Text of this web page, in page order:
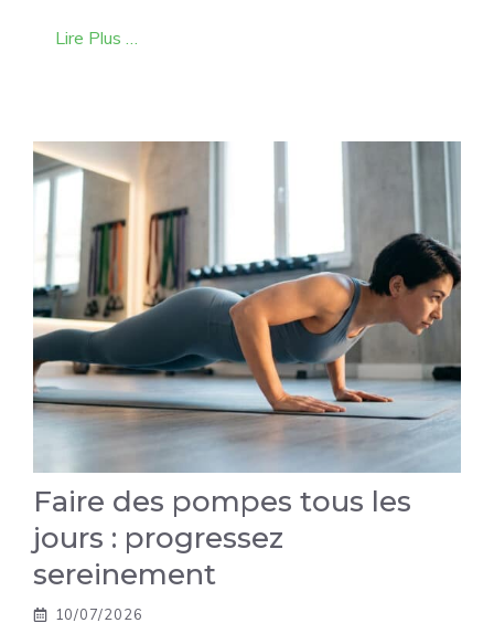
Lire Plus …
Faire des pompes tous les
jours : progressez
sereinement
10/07/2026